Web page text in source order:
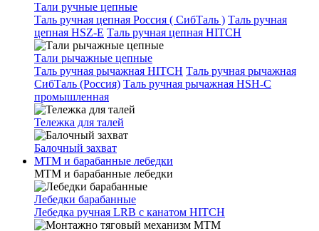
Тали ручные цепные
Таль ручная цепная Россия ( СибТаль ) Таль ручная
цепная HSZ-E Таль ручная цепная HITCH
Тали рычажные цепные
Таль ручная рычажная HITCH Таль ручная рычажная
СибТаль (Россия) Таль ручная рычажная HSH-C
промышленная
Тележка для талей
Балочный захват
МТМ и барабанные лебедки
МТМ и барабанные лебедки
Лебедки барабанные
Лебедка ручная LRB с канатом HITCH